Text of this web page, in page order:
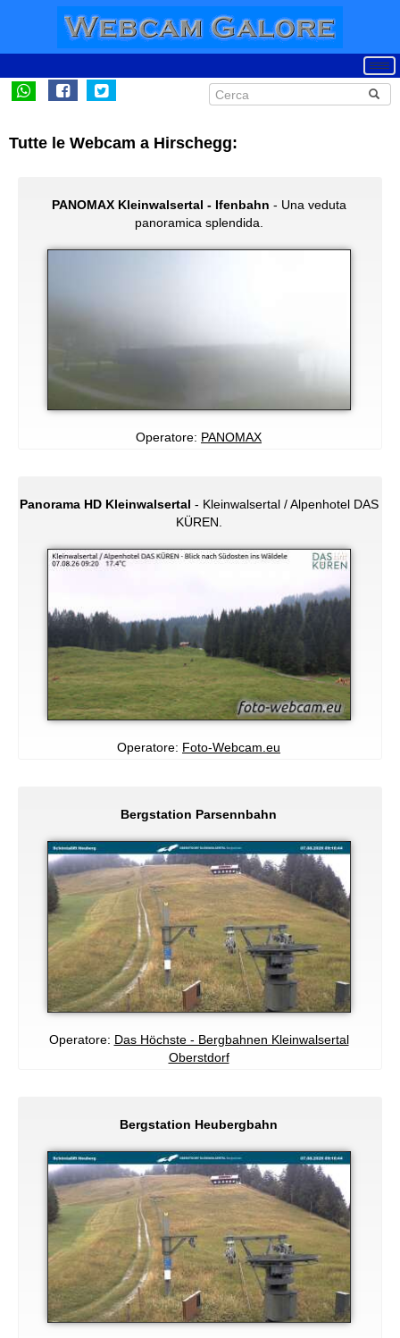
Tutte le Webcam a Hirschegg:
PANOMAX Kleinwalsertal - Ifenbahn - Una veduta
panoramica splendida.
Operatore: PANOMAX
Panorama HD Kleinwalsertal - Kleinwalsertal / Alpenhotel DAS
KÜREN.
Operatore: Foto-Webcam.eu
Bergstation Parsennbahn
Operatore: Das Höchste - Bergbahnen Kleinwalsertal
Oberstdorf
Bergstation Heubergbahn